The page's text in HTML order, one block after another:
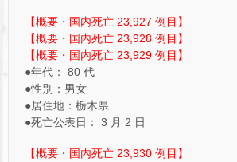
【概要・国内死亡 23,927 例目】
【概要・国内死亡 23,928 例目】
【概要・国内死亡 23,929 例目】
●年代： 80 代
●性別：男女
●居住地：栃木県
●死亡公表日： 3 月 2 日
【概要・国内死亡 23,930 例目】